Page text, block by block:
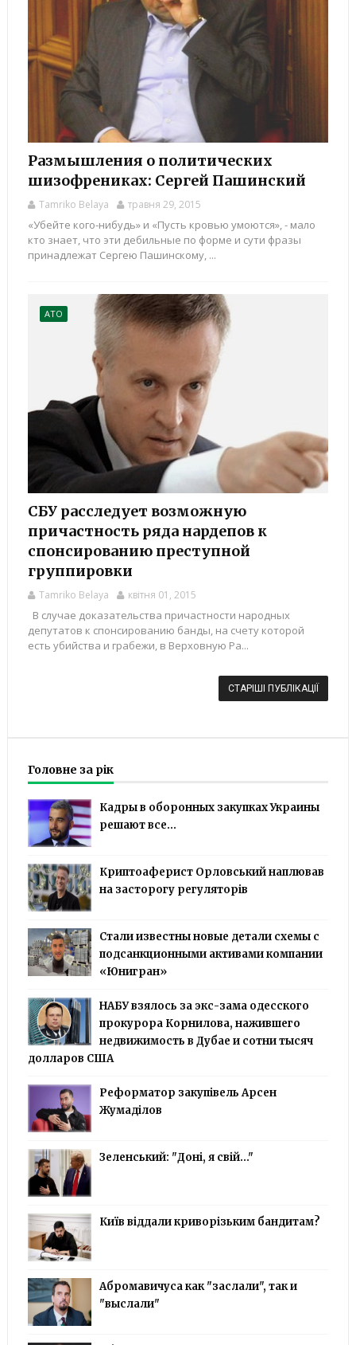
Размышления о политических
шизофрениках: Сергей Пашинский
Tamriko Belaya травня 29, 2015
«Убейте кого-нибудь» и «Пусть кровью умоются», - мало
кто знает, что эти дебильные по форме и сути фразы
принадлежат Сергею Пашинскому, ...
АТО
СБУ расследует возможную
причастность ряда нардепов к
спонсированию преступной
группировки
Tamriko Belaya квітня 01, 2015
В случае доказательства причастности народных
депутатов к спонсированию банды, на счету которой
есть убийства и грабежи, в Верховную Ра...
СТАРІШІ ПУБЛІКАЦІЇ
Головне за рік
Кадры в оборонных закупках Украины
решают все...
Криптоаферист Орловський наплював
на засторогу регуляторів
Стали известны новые детали схемы с
подсанкционными активами компании
«Юнигран»
НАБУ взялось за экс-зама одесского
прокурора Корнилова, нажившего
недвижимость в Дубае и сотни тысяч
долларов США
Реформатор закупівель Арсен
Жумаділов
Зеленський: "Доні, я свій..."
Київ віддали криворізьким бандитам?
Абромавичуса как "заслали", так и
"выслали"